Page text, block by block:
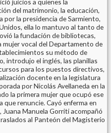
juicios a quienes la
del matrimonio, la educación,
por la presidencia de Sarmiento,
ella lo mantuvo al tanto de
la fundación de bibliotecas,
vocal del Departamento de
su método de
introdujo el inglés, las planillas
para los puestos directivos,
docente en la legislatura
por Nicolás Avellaneda en la
la primera mujer que ocupó ese
renuncie. Cayó enferma en
Juana Manuela Gorriti acompañó
al Panteón del Magisterio